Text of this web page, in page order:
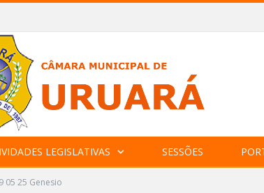
LEGISLATIVAS SESSÕES
05 25 Genesio